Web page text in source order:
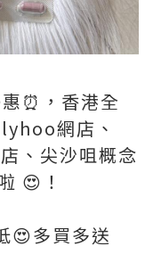
⏰，香港全
網店、
、尖沙咀概念
😍！
😍多買多送